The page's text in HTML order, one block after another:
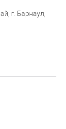
г. Барнаул,